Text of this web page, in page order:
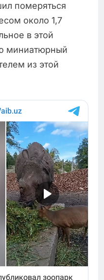
померяться
около 1,7
в этой
миниатюрный
из этой